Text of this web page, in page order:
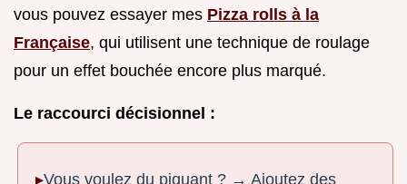
vous pouvez essayer mes Pizza rolls à la
Française, qui utilisent une technique de roulage
pour un effet bouchée encore plus marqué.
Le raccourci décisionnel :
Vous voulez du piquant ? → Ajoutez des